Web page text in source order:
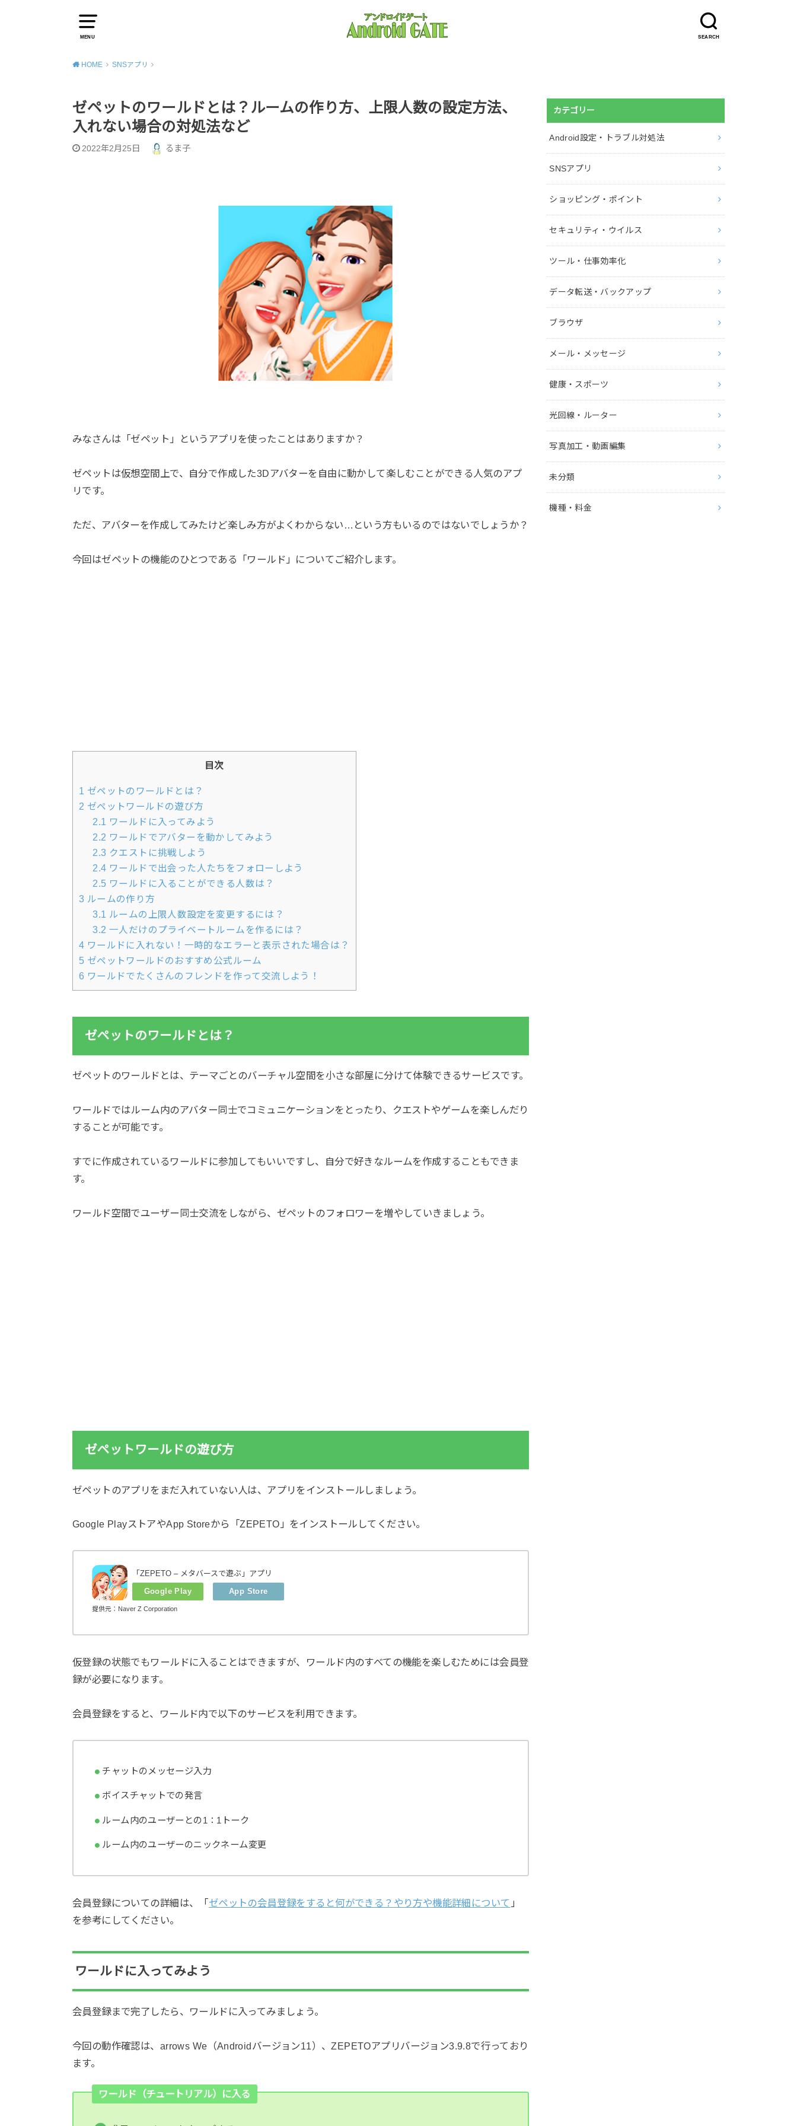
MENU SEARCH
HOME SNSアプリ
ゼペットのワールドとは？ルームの作り方、上限人数の設定方法、
入れない場合の対処法など
2022年2月25日 るま子
みなさんは「ゼペット」というアプリを使ったことはありますか？
ゼペットは仮想空間上で、自分で作成した3Dアバターを自由に動かして楽しむことができる人気のアプ
リです。
ただ、アバターを作成してみたけど楽しみ方がよくわからない…という方もいるのではないでしょうか？
今回はゼペットの機能のひとつである「ワールド」についてご紹介します。
目次
1 ゼペットのワールドとは？
2 ゼペットワールドの遊び方
2.1 ワールドに入ってみよう
2.2 ワールドでアバターを動かしてみよう
2.3 クエストに挑戦しよう
2.4 ワールドで出会った人たちをフォローしよう
2.5 ワールドに入ることができる人数は？
3 ルームの作り方
3.1 ルームの上限人数設定を変更するには？
3.2 一人だけのプライベートルームを作るには？
4 ワールドに入れない！一時的なエラーと表示された場合は？
5 ゼペットワールドのおすすめ公式ルーム
6 ワールドでたくさんのフレンドを作って交流しよう！
ゼペットのワールドとは？
ゼペットのワールドとは、テーマごとのバーチャル空間を小さな部屋に分けて体験できるサービスです。
ワールドではルーム内のアバター同士でコミュニケーションをとったり、クエストやゲームを楽しんだり
することが可能です。
すでに作成されているワールドに参加してもいいですし、自分で好きなルームを作成することもできま
す。
ワールド空間でユーザー同士交流をしながら、ゼペットのフォロワーを増やしていきましょう。
ゼペットワールドの遊び方
ゼペットのアプリをまだ入れていない人は、アプリをインストールしましょう。
Google PlayストアやApp Storeから「ZEPETO」をインストールしてください。
「ZEPETO – メタバースで遊ぶ」アプリ
Google Play
App Store
提供元：Naver Z Corporation
仮登録の状態でもワールドに入ることはできますが、ワールド内のすべての機能を楽しむためには会員登
録が必要になります。
会員登録をすると、ワールド内で以下のサービスを利用できます。
チャットのメッセージ入力
ボイスチャットでの発言
ルーム内のユーザーとの1：1トーク
ルーム内のユーザーのニックネーム変更
会員登録についての詳細は、「ゼペットの会員登録をすると何ができる？やり方や機能詳細について 」
を参考にしてください。
ワールドに入ってみよう
会員登録まで完了したら、ワールドに入ってみましょう。
今回の動作確認は、arrows We（Androidバージョン11）、ZEPETOアプリバージョン3.9.8で行っており
ます。
ワールド（チュートリアル）に入る
カテゴリー
Android設定・トラブル対処法
SNSアプリ
ショッピング・ポイント
セキュリティ・ウイルス
ツール・仕事効率化
データ転送・バックアップ
ブラウザ
メール・メッセージ
健康・スポーツ
光回線・ルーター
写真加工・動画編集
未分類
機種・料金